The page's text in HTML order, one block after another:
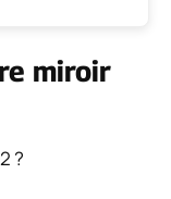
miroir
?